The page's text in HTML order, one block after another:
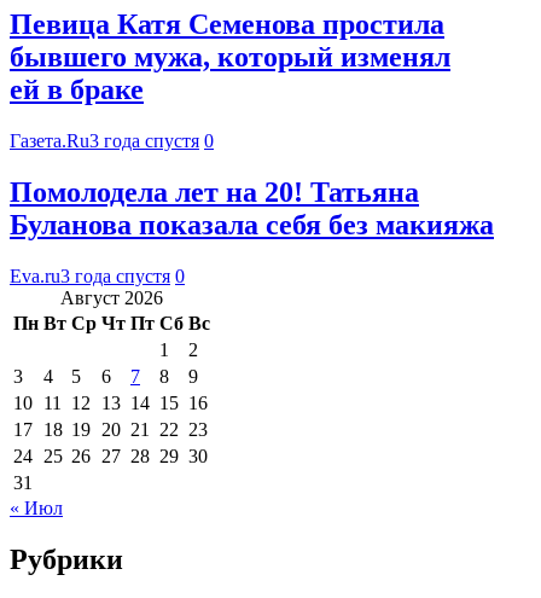
Певица Катя Семенова простила
бывшего мужа, который изменял
ей в браке
Газета.Ru3 года спустя 0
Помолодела лет на 20! Татьяна
Буланова показала себя без макияжа
Eva.ru3 года спустя 0
Август 2026
Пн Вт Ср Чт Пт Сб Вс
1
2
3
4 5 6 7 8
9
10 11 12 13 14 15 16
17 18 19 20 21 22 23
24 25 26 27 28 29 30
31
« Июл
Рубрики